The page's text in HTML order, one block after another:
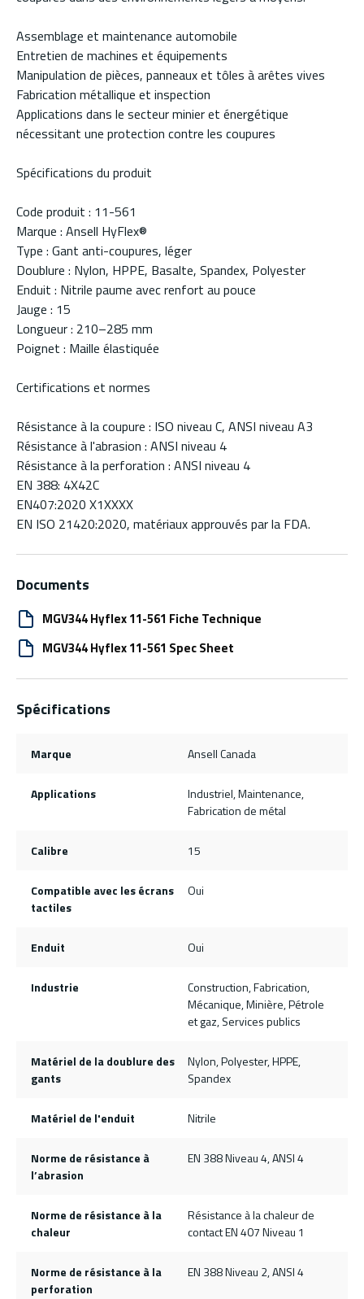
Assemblage et maintenance automobile
Entretien de machines et équipements
Manipulation de pièces, panneaux et tôles à arêtes vives
Fabrication métallique et inspection
Applications dans le secteur minier et énergétique
nécessitant une protection contre les coupures
Spécifications du produit
Code produit : 11-561
Marque : Ansell HyFlex®
Type : Gant anti-coupures, léger
Doublure : Nylon, HPPE, Basalte, Spandex, Polyester
Enduit : Nitrile paume avec renfort au pouce
Jauge : 15
Longueur : 210–285 mm
Poignet : Maille élastiquée
Certifications et normes
Résistance à la coupure : ISO niveau C, ANSI niveau A3
Résistance à l'abrasion : ANSI niveau 4
Résistance à la perforation : ANSI niveau 4
EN 388: 4X42C
EN407:2020 X1XXXX
EN ISO 21420:2020, matériaux approuvés par la FDA.
Documents
MGV344 Hyflex 11-561 Fiche Technique
MGV344 Hyflex 11-561 Spec Sheet
Spécifications
Marque Ansell Canada
Applications
Industriel, Maintenance,
Fabrication de métal
Calibre 15
Compatible avec les écrans
tactiles
Oui
Enduit Oui
Industrie
Construction, Fabrication,
Mécanique, Minière, Pétrole
et gaz, Services publics
Matériel de la doublure des
gants
Nylon, Polyester, HPPE,
Spandex
Matériel de l'enduit Nitrile
Norme de résistance à
l’abrasion
EN 388 Niveau 4, ANSI 4
Norme de résistance à la
chaleur
Résistance à la chaleur de
contact EN 407 Niveau 1
Norme de résistance à la
perforation
EN 388 Niveau 2, ANSI 4